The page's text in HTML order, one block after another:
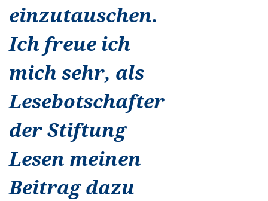
einzutauschen.
Ich freue ich
mich sehr, als
Lesebotschafter
der Stiftung
Lesen meinen
Beitrag dazu